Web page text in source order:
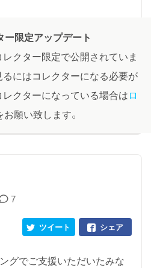
ー限定アップデート
クター限定で公開されていま
にはコレクターになる必要が
クターになっている場合はロ
お願い致します。
7
シェア
ツイート
グでご支援いただいたみな